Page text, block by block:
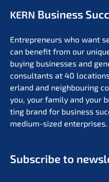
KERN Business
Entre­pre­neurs who want
can benefit from our
buying businesses and
consul­tants at 40
er­land and neigh­bou­ring
you, your family and your
ting brand for business
medium-sized enterprises.
Subscri­be to